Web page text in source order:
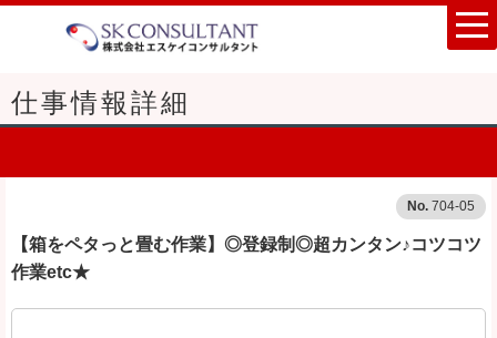
仕事情報詳細
704-05
【箱をペタっと畳む作業】◎登録制◎超カンタン♪コツコツ
作業etc★